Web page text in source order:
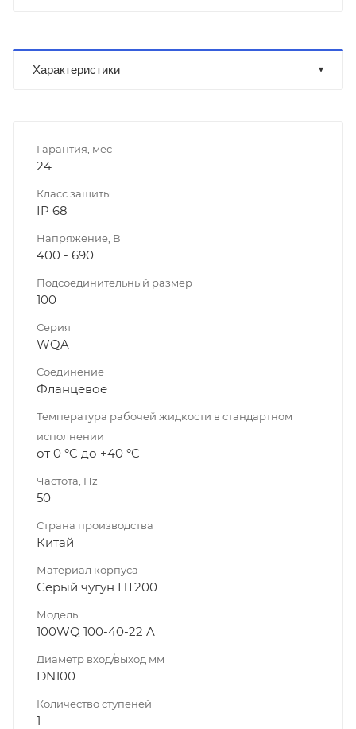
Характеристики
Гарантия, мес
24
Класс защиты
IP 68
Напряжение, В
400 - 690
Подсоединительный размер
100
Серия
WQA
Соединение
Фланцевое
Температура рабочей жидкости в стандартном
исполнении
от 0 °C до +40 °C
Частота, Hz
50
Страна производства
Китай
Материал корпуса
Серый чугун НТ200
Модель
100WQ 100-40-22 A
Диаметр вход/выход мм
DN100
Количество ступеней
1